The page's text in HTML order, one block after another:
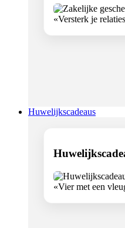
«Versterk je
Huwelijkscadeaus
«Vier met een